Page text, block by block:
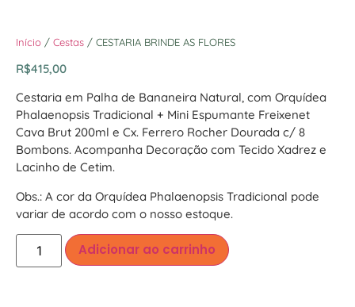
Início / Cestas / CESTARIA BRINDE AS FLORES
R$415,00
Cestaria em Palha de Bananeira Natural, com Orquídea
Phalaenopsis Tradicional + Mini Espumante Freixenet
Cava Brut 200ml e Cx. Ferrero Rocher Dourada c/ 8
Bombons. Acompanha Decoração com Tecido Xadrez e
Lacinho de Cetim.
Obs.: A cor da Orquídea Phalaenopsis Tradicional pode
variar de acordo com o nosso estoque.
Adicionar ao carrinho